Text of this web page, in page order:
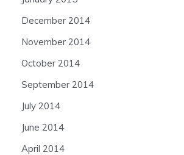
December 2014
November 2014
October 2014
September 2014
July 2014
June 2014
April 2014